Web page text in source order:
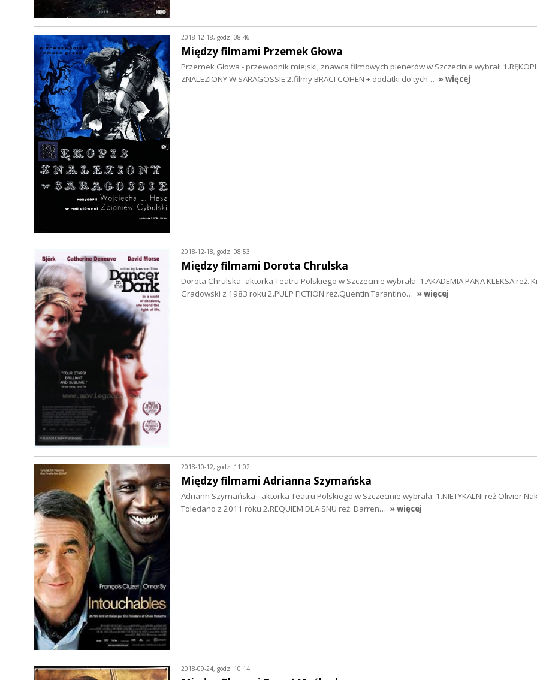
2018-12-18, godz. 08:46
Między filmami Przemek Głowa
Przemek Głowa - przewodnik miejski, znawca filmowych plenerów w Szczecinie wybrał:
ZNALEZIONY W SARAGOSSIE 2.filmy BRACI COHEN + dodatki do tych… » więcej
2018-12-18, godz. 08:53
Między filmami Dorota Chrulska
Dorota Chrulska- aktorka Teatru Polskiego w Szczecinie wybrała: 1.AKADEMIA PANA KLEKSA reż.
Gradowski z 1983 roku 2.PULP FICTION reż.Quentin Tarantino… » więcej
2018-10-12, godz. 11:02
Między filmami Adrianna Szymańska
Adriann Szymańska - aktorka Teatru Polskiego w Szczecinie wybrała: 1.NIETYKALNI reż.Olivier
Toledano z 2011 roku 2.REQUIEM DLA SNU reż. Darren… » więcej
2018-09-24, godz. 10:14